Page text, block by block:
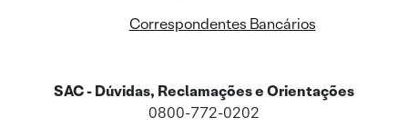
Correspondentes Bancários
SAC - Dúvidas, Reclamações e Orientações
0800-772-0202